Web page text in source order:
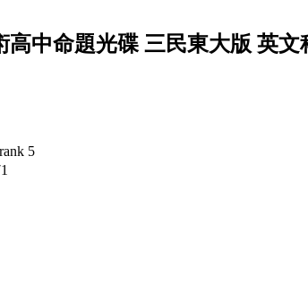
高中命題光碟 三民東大版 英